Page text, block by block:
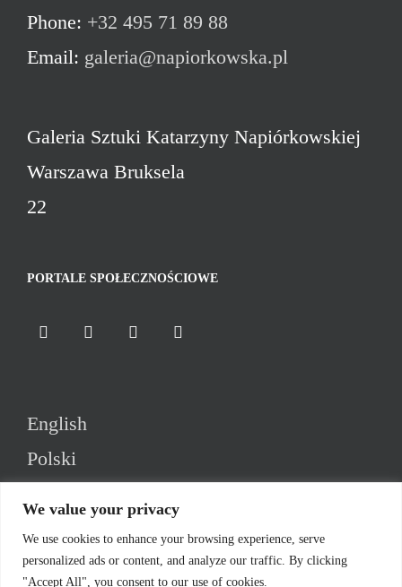
We value your privacy
We use cookies to enhance your browsing experience, serve
personalized ads or content, and analyze our traffic. By clicking
"Accept All", you consent to our use of cookies.
Phone: +32 495 71 89 88
Email: galeria@napiorkowska.pl
Galeria Sztuki Katarzyny Napiórkowskiej
Warszawa Bruksela
22
PORTALE SPOŁECZNOŚCIOWE
English
Polski